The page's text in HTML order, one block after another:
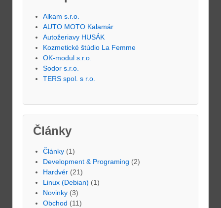
Alkam s.r.o.
AUTO MOTO Kalamár
Autožeriavy HUSÁK
Kozmetické štúdio La Femme
OK-modul s.r.o.
Sodor s.r.o.
TERS spol. s r.o.
Články
Články (1)
Development & Programing (2)
Hardvér (21)
Linux (Debian) (1)
Novinky (3)
Obchod (11)